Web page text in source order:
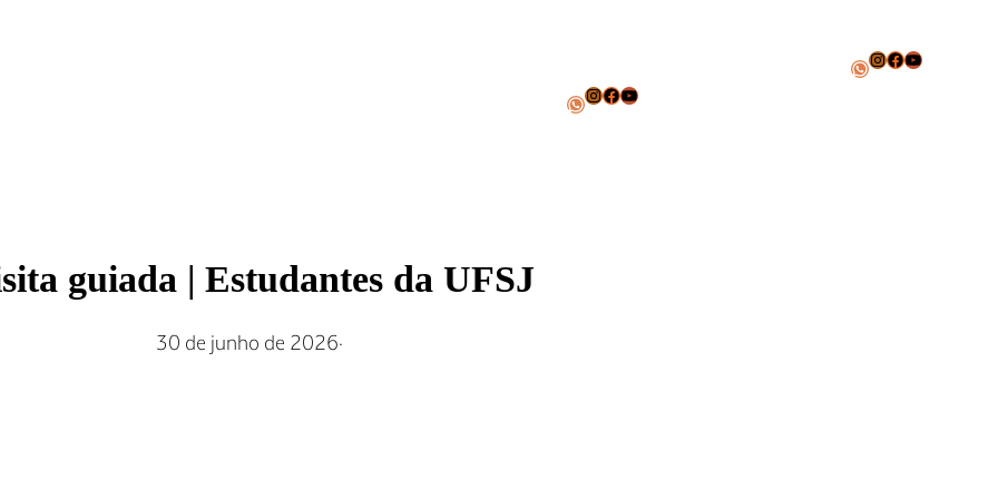
WhatsApp InstagramFacebook Youtube
WhatsApp InstagramFacebook Youtube
guiada | Estudantes da UFSJ
30 de junho de 2026·